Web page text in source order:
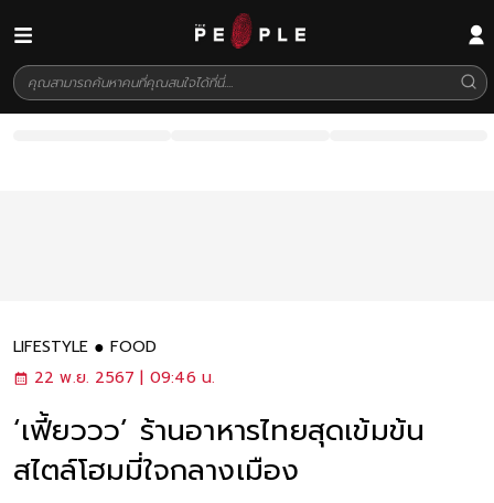
LIFESTYLE
FOOD
22 พ.ย. 2567 | 09:46 น.
‘เฟี้ยววว’ ร้านอาหารไทยสุดเข้มข้น
สไตล์โฮมมี่ใจกลางเมือง